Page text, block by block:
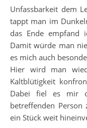
Unfassbarkeit dem
tappt man im
das Ende empfand
Damit würde man
es mich auch
Hier wird man
Kaltblütigkeit
Dabei fiel es mir
betreffenden
ein Stück weit